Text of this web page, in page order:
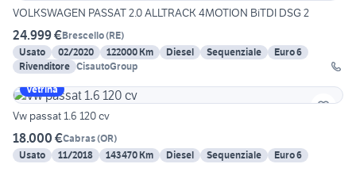
VOLKSWAGEN PASSAT 2.0 ALLTRACK 4MOTION BiTDI DSG 2
24.999 €Brescello(RE)
Usato
02/2020 122000 Km Diesel Sequenziale
Euro 6
Rivenditore CisautoGroup
Vetrina
Vw passat 1.6 120 cv
18.000 €Cabras(OR)
Usato
11/2018 143470 Km Diesel Sequenziale Euro 6